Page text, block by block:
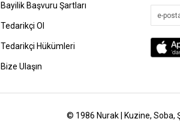
Bayilik Başvuru Şartları
Tedarikçi Ol
Tedarikçi Hükümleri
Bize Ulaşın
© 1986 Nurak | Kuzine, Soba,